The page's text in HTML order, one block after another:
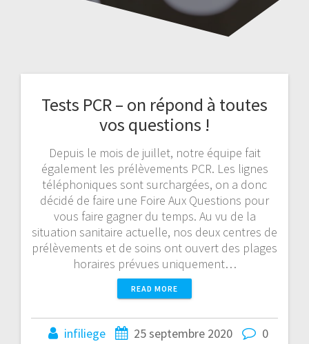
Tests PCR – on répond à toutes
vos questions !
Depuis le mois de juillet, notre équipe fait
également les prélèvements PCR. Les lignes
téléphoniques sont surchargées, on a donc
décidé de faire une Foire Aux Questions pour
vous faire gagner du temps. Au vu de la
situation sanitaire actuelle, nos deux centres de
prélèvements et de soins ont ouvert des plages
horaires prévues uniquement…
READ MORE
infiliege 25 septembre 2020 0